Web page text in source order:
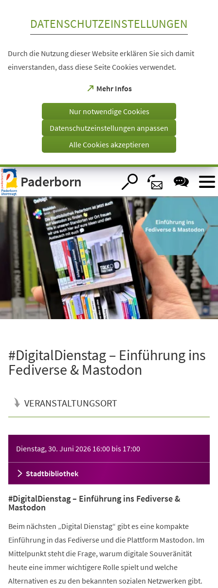
Visuelle
Assistenzsoftware
öffnen.
DATENSCHUTZEINSTELLUNGEN
Durch die Nutzung dieser Website erklären Sie sich damit
einverstanden, dass diese Seite Cookies verwendet.
Mehr Infos
(Öffnet
einem
Tab)
Nur notwendige Cookies
Datenschutzeinstellungen anpassen
Alle Cookies akzeptieren
Paderborn
#DigitalDienstag – Einführung ins
Fediverse & Mastodon
VERANSTALTUNGSORT
Dienstag, 30. Juni 2026 16:00 bis 17:00
Stadtbibliothek
#DigitalDienstag – Einführung ins Fediverse &
Mastodon
Beim nächsten „Digital Dienstag“ gibt es eine kompakte
Einführung in das Fediverse und die Plattform Mastodon. Im
Mittelpunkt steht die Frage, warum digitale Souveränität
heute eine immer wichtigere Rolle spielt und welche
Alternativen es zu den bekannten sozialen Netzwerken gibt.